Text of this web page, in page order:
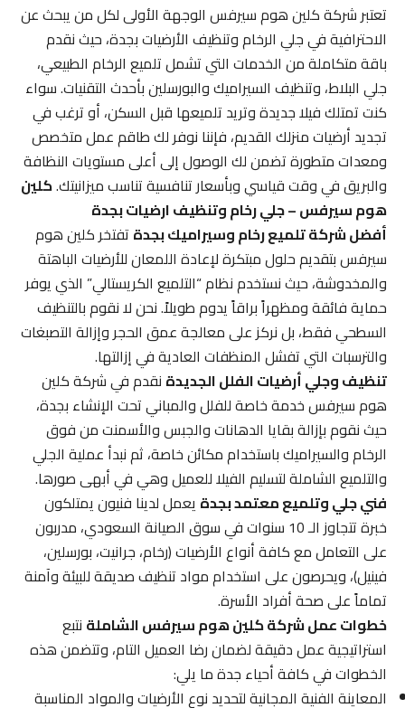
تعتبر شركة كلين هوم سيرفس الوجهة الأولى لكل من يبحث عن
الاحترافية في جلي الرخام وتنظيف الأرضيات بجدة، حيث نقدم
باقة متكاملة من الخدمات التي تشمل تلميع الرخام الطبيعي،
جلي البلاط، وتنظيف السيراميك والبورسلين بأحدث التقنيات. سواء
كنت تمتلك فيلا جديدة وتريد تلميعها قبل السكن، أو ترغب في
تجديد أرضيات منزلك القديم، فإننا نوفر لك طاقم عمل متخصص
ومعدات متطورة تضمن لك الوصول إلى أعلى مستويات النظافة
والبريق في وقت قياسي وبأسعار تنافسية تناسب ميزانيتك.كلين
هوم سيرفس – جلي رخام وتنظيف ارضيات بجدة
أفضل شركة تلميع رخام وسيراميك بجدةتفتخر كلين هوم
سيرفس بتقديم حلول مبتكرة لإعادة اللمعان للأرضيات الباهتة
والمخدوشة، حيث نستخدم نظام “التلميع الكريستالي” الذي يوفر
حماية فائقة ومظهراً براقاً يدوم طويلاً. نحن لا نقوم بالتنظيف
السطحي فقط، بل نركز على معالجة عمق الحجر وإزالة التصبغات
والترسبات التي تفشل المنظفات العادية في إزالتها.
تنظيف وجلي أرضيات الفلل الجديدةنقدم في شركة كلين
هوم سيرفس خدمة خاصة للفلل والمباني تحت الإنشاء بجدة،
حيث نقوم بإزالة بقايا الدهانات والجبس والأسمنت من فوق
الرخام والسيراميك باستخدام مكائن خاصة، ثم نبدأ عملية الجلي
والتلميع الشاملة لتسليم الفيلا للعميل وهي في أبهى صورها.
فني جلي وتلميع معتمد بجدةيعمل لدينا فنيون يمتلكون
خبرة تتجاوز الـ 10 سنوات في سوق الصيانة السعودي، مدربون
على التعامل مع كافة أنواع الأرضيات (رخام، جرانيت، بورسلين،
فينيل)، ويحرصون على استخدام مواد تنظيف صديقة للبيئة وآمنة
تماماً على صحة أفراد الأسرة.
خطوات عمل شركة كلين هوم سيرفس الشاملةنتبع
استراتيجية عمل دقيقة لضمان رضا العميل التام، وتتضمن هذه
الخطوات في كافة أحياء جدة ما يلي:
المعاينة الفنية المجانية لتحديد نوع الأرضيات والمواد المناسبة